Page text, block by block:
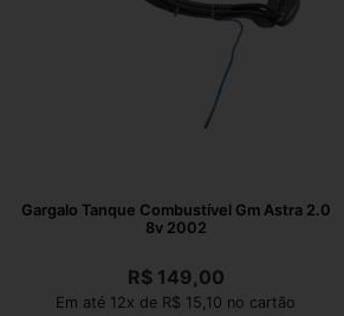
Gargalo Tanque Combustível Gm Astra 2.0
8v 2002
R$149,00
Em até 12x de R$ 15,10 no cartão